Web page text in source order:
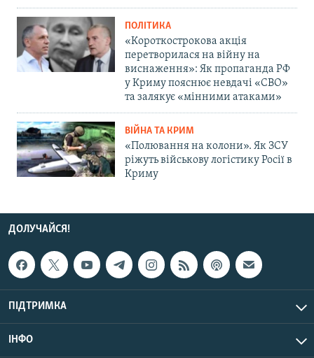
ПОЛІТИКА
«Короткострокова акція
перетворилася на війну на
виснаження»: Як пропаганда РФ
у Криму пояснює невдачі «СВО»
та залякує «мінними атаками»
ВІЙНА ТА КРИМ
«Полювання на колони». Як ЗСУ
ріжуть військову логістику Росії в
Криму
ДОЛУЧАЙСЯ!
ПІДТРИМКА
ІНФО